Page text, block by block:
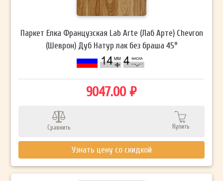
Паркет Елка Французская Lab Arte (Лаб Арте) Chevron
(Шеврон) Дуб Натур лак без браша 45°
9047.00 ₽
Сравнить Купить
Узнать цену со скидкой